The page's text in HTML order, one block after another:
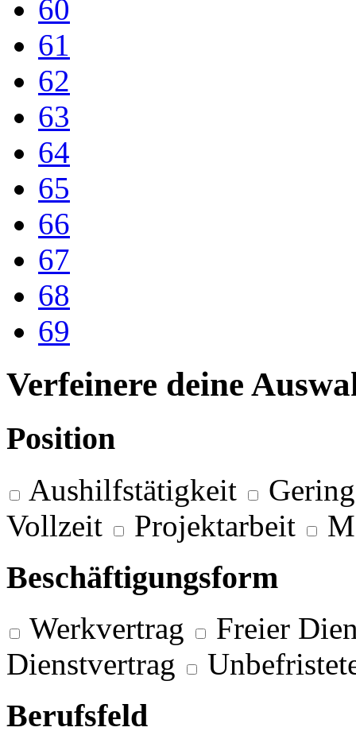
60
61
62
63
64
65
66
67
68
69
Verfeinere deine
Position
Aushilfstätigkeit
Vollzeit
Projektarbeit
Beschäftigungsform
Werkvertrag
Freier
Dienstvertrag
Berufsfeld